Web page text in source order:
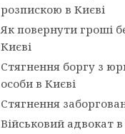
розпискою в Києві
Як повернути гроші
Києві
Стягнення боргу з
особи в Києві
Стягнення
Військовий адвокат в